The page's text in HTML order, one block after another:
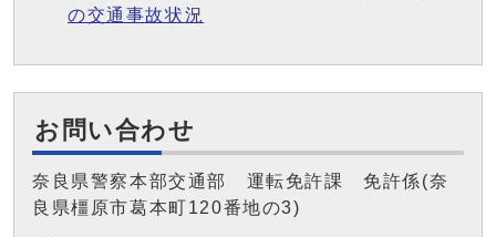
の交通事故状況
お問い合わせ
奈良県警察本部交通部 運転免許課 免許係(奈
良県橿原市葛本町120番地の3)